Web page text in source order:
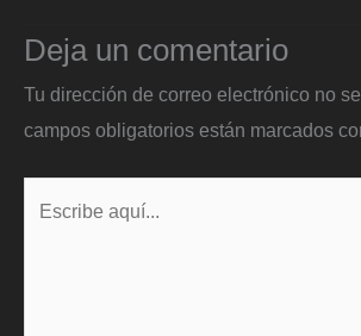
Deja un comentario
Tu dirección de correo electrónico no
campos obligatorios están marcados